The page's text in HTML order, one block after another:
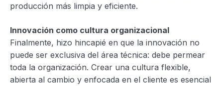
producción más limpia y eficiente.
Innovación como cultura organizacional
Finalmente, hizo hincapié en que la innovación no
puede ser exclusiva del área técnica: debe permear
toda la organización. Crear una cultura flexible,
abierta al cambio y enfocada en el cliente es esencial